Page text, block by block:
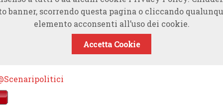
banner, scorrendo questa pagina o cliccando
elemento acconsenti all’uso dei cookie.
Accetta Cookie